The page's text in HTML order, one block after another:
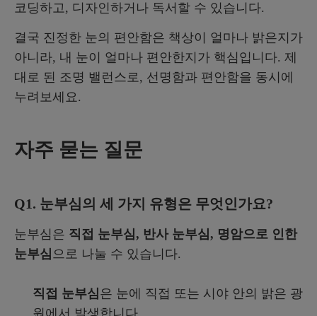
코딩하고, 디자인하거나 독서할 수 있습니다.
결국 진정한 눈의 편안함은 책상이 얼마나 밝은지가
아니라, 내 눈이 얼마나 편안한지가 핵심입니다. 제
대로 된 조명 밸런스로, 선명함과 편안함을 동시에
누려보세요.
자주 묻는 질문
Q1. 눈부심의 세 가지 유형은 무엇인가요?
눈부심은 직접 눈부심, 반사 눈부심, 명암으로 인한
눈부심 으로 나눌 수 있습니다.
직접 눈부심 은 눈에 직접 또는 시야 안의 밝은 광